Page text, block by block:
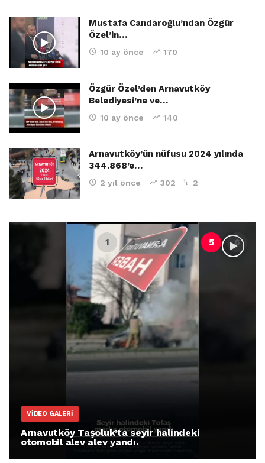
Mustafa Candaroğlu’ndan Özgür
Özel’in…
10 ay önce 170
Özgür Özel’den Arnavutköy
Belediyesi’ne ve…
10 ay önce 140
Arnavutköy’ün nüfusu 2024 yılında
344.868’e…
2 yıl önce 302 2
VIDEO GALERI
Arnavutköy Taşoluk’ta seyir halindeki
otomobil alev alev yandı.